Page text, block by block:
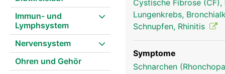
Immun- und
Lymphsystem
Nervensystem
Ohren und Gehör
Cystische Fibrose
Lungenkrebs,
Schnupfen, Rhinitis
Symptome
Schnarchen